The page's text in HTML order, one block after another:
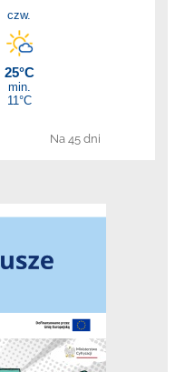
Na 45 dni